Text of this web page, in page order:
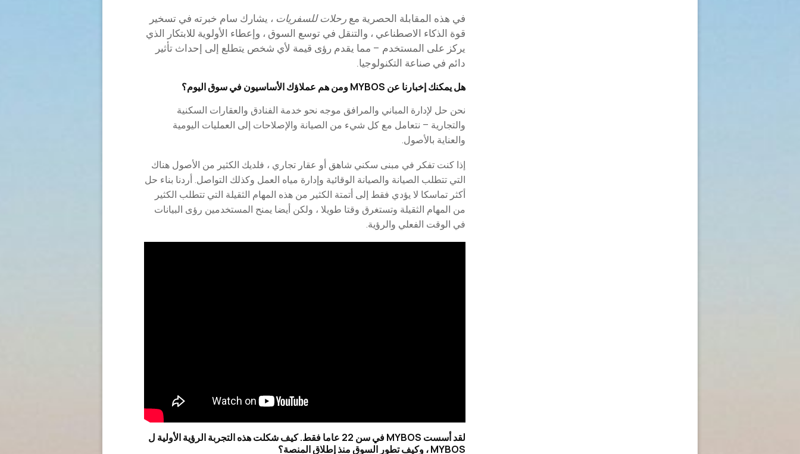
في هذه المقابلة الحصرية مع رحلات للسفريات ، يشارك سام خبرته في تسخير
قوة الذكاء الاصطناعي ، والتنقل في توسع السوق ، وإعطاء الأولوية للابتكار الذي
يركز على المستخدم – مما يقدم رؤى قيمة لأي شخص يتطلع إلى إحداث تأثير
دائم في صناعة التكنولوجيا.
هل يمكنك إخبارنا عن MYBOS ومن هم عملاؤك الأساسيون في سوق اليوم؟
نحن حل لإدارة المباني والمرافق موجه نحو خدمة الفنادق والعقارات السكنية
والتجارية – نتعامل مع كل شيء من الصيانة والإصلاحات إلى العمليات اليومية
والعناية بالأصول.
إذا كنت تفكر في مبنى سكني شاهق أو عقار تجاري ، فلديك الكثير من الأصول هناك
التي تتطلب الصيانة والصيانة الوقائية وإدارة مياه العمل وكذلك التواصل. أردنا بناء حل
أكثر تماسكا لا يؤدي فقط إلى أتمتة الكثير من هذه المهام الثقيلة التي تتطلب الكثير
من المهام الثقيلة وتستغرق وقتا طويلا ، ولكن أيضا يمنح المستخدمين رؤى البيانات
في الوقت الفعلي والرؤية.
لقد أسست MYBOS في سن 22 عاما فقط. كيف شكلت هذه التجربة الرؤية الأولية ل
MYBOS ، وكيف تطور السوق منذ إطلاق المنصة؟